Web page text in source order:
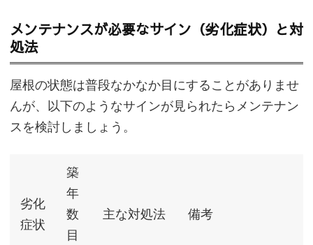
メンテナンスが必要なサイン（劣化症状）と対
処法
屋根の状態は普段なかなか目にすることがありませ
んが、以下のようなサインが見られたらメンテナン
スを検討しましょう。
劣化
症状
築
年
数
目
主な対処法 備考